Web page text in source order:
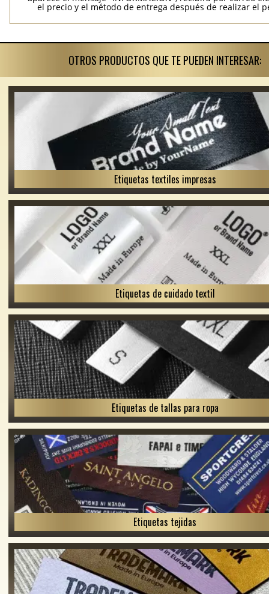
el precio y el método de entrega después de realizar el
OTROS PRODUCTOS QUE TE PUEDEN INTERESAR:
Etiquetas textiles impresas
Etiquetas de cuidado textil
Etiquetas de tallas para ropa
Etiquetas tejidas